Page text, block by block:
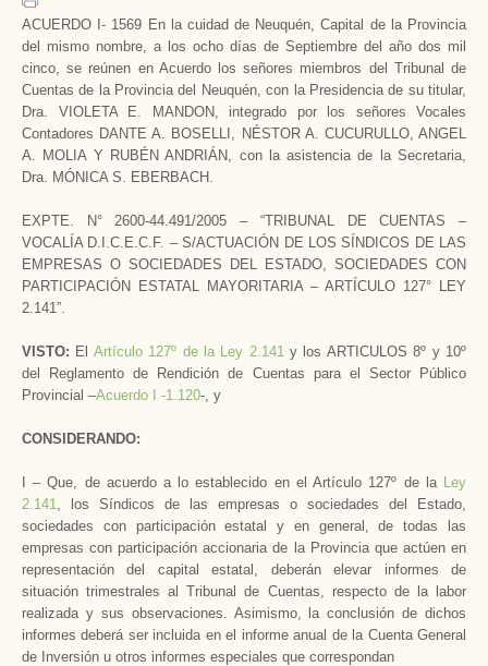
ACUERDO I- 1569 En la cuidad de Neuquén, Capital de la Provincia
del mismo nombre, a los ocho días de Septiembre del año dos mil
cinco, se reúnen en Acuerdo los señores miembros del Tribunal de
Cuentas de la Provincia del Neuquén, con la Presidencia de su titular,
Dra. VIOLETA E. MANDON, integrado por los señores Vocales
Contadores DANTE A. BOSELLI, NÉSTOR A. CUCURULLO, ANGEL
A. MOLIA Y RUBÉN ANDRIÁN, con la asistencia de la Secretaria,
Dra. MÓNICA S. EBERBACH.
EXPTE. N° 2600-44.491/2005 – “TRIBUNAL DE CUENTAS –
VOCALÍA D.I.C.E.C.F. – S/ACTUACIÓN DE LOS SÍNDICOS DE LAS
EMPRESAS O SOCIEDADES DEL ESTADO, SOCIEDADES CON
PARTICIPACIÓN ESTATAL MAYORITARIA – ARTÍCULO 127° LEY
2.141”.­
VISTO: El Artículo 127º de la Ley 2.141y los ARTICULOS 8º y 10º
del Reglamento de Rendición de Cuentas para el Sector Público
Provincial –Acuerdo I -1.120-, y
­CONSIDERANDO:
I – Que, de acuerdo a lo establecido en el Artículo 127º de la Ley
2.141, los Síndicos de las empresas o sociedades del Estado,
sociedades con participación estatal y en general, de todas las
empresas con participación accionaria de la Provincia que actúen en
representación del capital estatal, deberán elevar informes de
situación trimestrales al Tribunal de Cuentas, respecto de la labor
realizada y sus observaciones. Asimismo, la conclusión de dichos
informes deberá ser incluida en el informe anual de la Cuenta General
de Inversión u otros informes especiales que correspondan